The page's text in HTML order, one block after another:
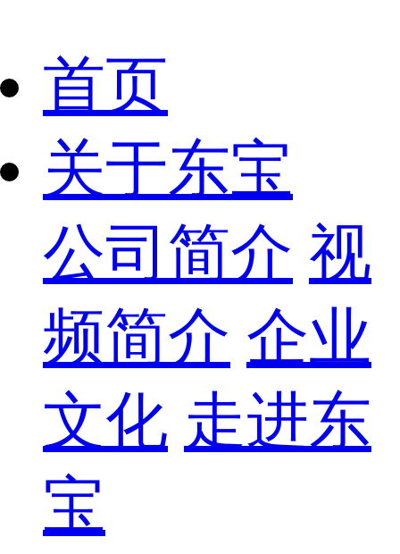
首页
关于东宝
公司简介 视
频简介 企业
文化 走进东
宝